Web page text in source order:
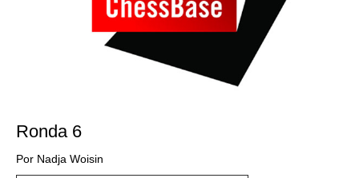
Ronda 6
Por Nadja Woisin